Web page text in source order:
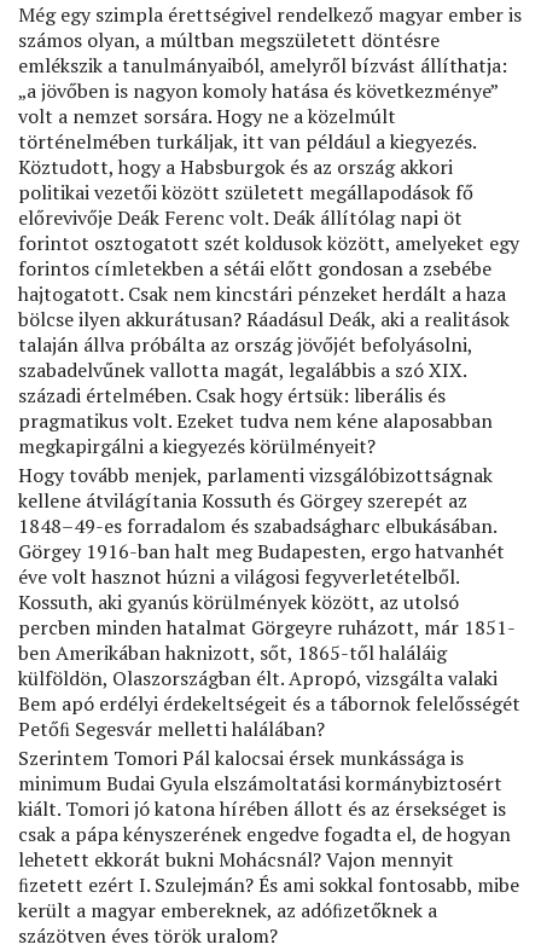
Még egy szimpla érettségivel rendelkező magyar ember is
számos olyan, a múltban megszületett döntésre
emlékszik a tanulmányaiból, amelyről bízvást állíthatja:
„a jövőben is nagyon komoly hatása és következménye”
volt a nemzet sorsára. Hogy ne a közelmúlt
történelmében turkáljak, itt van például a kiegyezés.
Köztudott, hogy a Habsburgok és az ország akkori
politikai vezetői között született megállapodások fő
előrevivője Deák Ferenc volt. Deák állítólag napi öt
forintot osztogatott szét koldusok között, amelyeket egy
forintos címletekben a sétái előtt gondosan a zsebébe
hajtogatott. Csak nem kincstári pénzeket herdált a haza
bölcse ilyen akkurátusan? Ráadásul Deák, aki a realitások
talaján állva próbálta az ország jövőjét befolyásolni,
szabadelvűnek vallotta magát, legalábbis a szó XIX.
századi értelmében. Csak hogy értsük: liberális és
pragmatikus volt. Ezeket tudva nem kéne alaposabban
megkapirgálni a kiegyezés körülményeit?
Hogy tovább menjek, parlamenti vizsgálóbizottságnak
kellene átvilágítania Kossuth és Görgey szerepét az
1848–49-es forradalom és szabadságharc elbukásában.
Görgey 1916-ban halt meg Budapesten, ergo hatvanhét
éve volt hasznot húzni a világosi fegyverletételből.
Kossuth, aki gyanús körülmények között, az utolsó
percben minden hatalmat Görgeyre ruházott, már 1851-
ben Amerikában haknizott, sőt, 1865-től haláláig
külföldön, Olaszországban élt. Apropó, vizsgálta valaki
Bem apó erdélyi érdekeltségeit és a tábornok felelősségét
Petőﬁ Segesvár melletti halálában?
Szerintem Tomori Pál kalocsai érsek munkássága is
minimum Budai Gyula elszámoltatási kormánybiztosért
kiált. Tomori jó katona hírében állott és az érsekséget is
csak a pápa kényszerének engedve fogadta el, de hogyan
lehetett ekkorát bukni Mohácsnál? Vajon mennyit
ﬁzetett ezért I. Szulejmán? És ami sokkal fontosabb, mibe
került a magyar embereknek, az adóﬁzetőknek a
százötven éves török uralom?